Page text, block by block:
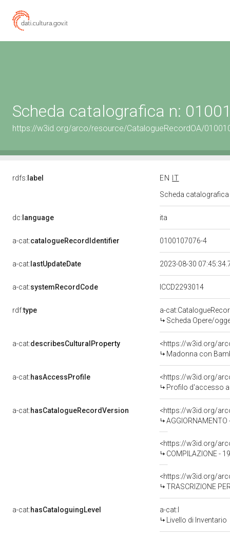
Scheda catalografica n:
https://w3id.org/arco/resource/CatalogueRecordOA/
rdfs: label EN
IT
Scheda
dc: language ita
a-cat:catalogueRecordIdentifier 0100107076-4
a-cat: lastUpdateDate 2023-08-30
a-cat:systemRecordCode ICCD2293014
rdf:type
a-
Scheda Opere/
a-cat:describesCulturalProperty
<https://w3id.org/
Madonna con
a-cat:hasAccessProfile
<https://w3id.org/
Profilo d'accesso
a-cat:hasCatalogueRecordVersion
<https://w3id.org/
<https://w3id.org/
COMPILAZIONE -
<https://w3id.org/
TRASCRIZIONE
a-cat:hasCataloguingLevel
a-cat:I
Livello di Inventario